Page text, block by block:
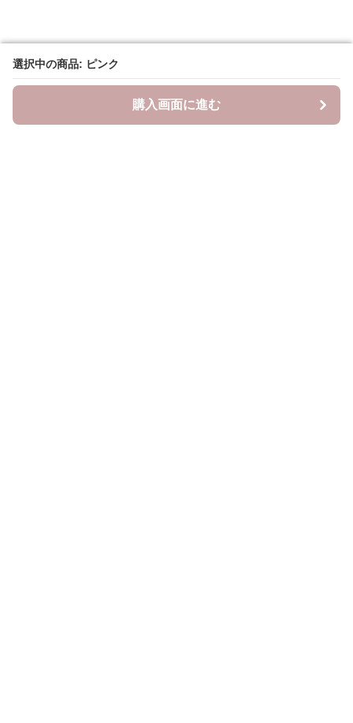
選択中の商品: ピンク
購入画面に進む
選択中の商品: ピンク
購入画面に進む